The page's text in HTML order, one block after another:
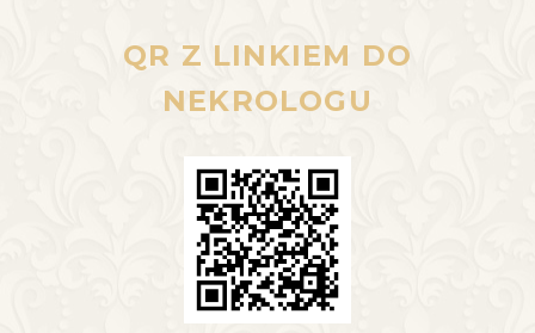
QR Z LINKIEM DO
NEKROLOGU